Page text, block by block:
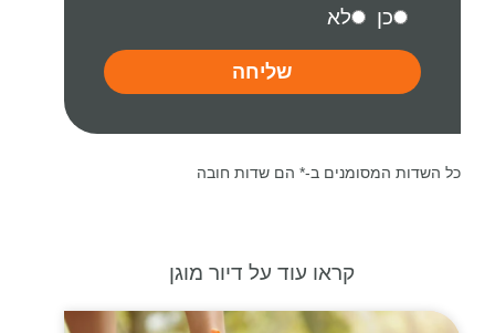
כן לא
שליחה
כל השדות המסומנים ב-* הם שדות חובה
קראו עוד על דיור מוגן